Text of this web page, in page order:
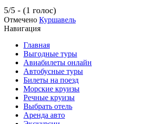
5/5 - (1 голос)
Отмечено Куршавель
Навигация
Главная
Выгодные туры
Авиабилеты онлайн
Автобусные туры
Билеты на поезд
Морские круизы
Речные круизы
Выбрать отель
Аренда авто